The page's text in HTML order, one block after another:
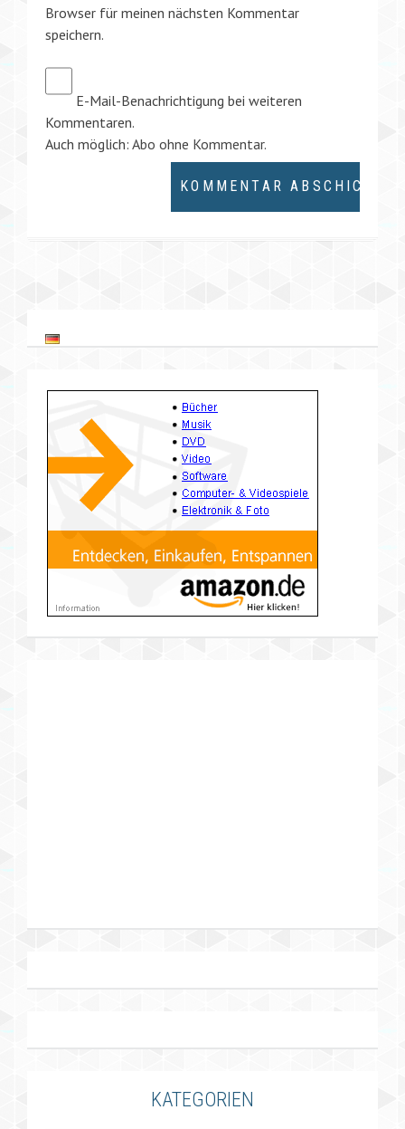
Browser für meinen nächsten Kommentar
speichern.
E-Mail-Benachrichtigung bei weiteren
Kommentaren.
Auch möglich: Abo ohne Kommentar.
KATEGORIEN